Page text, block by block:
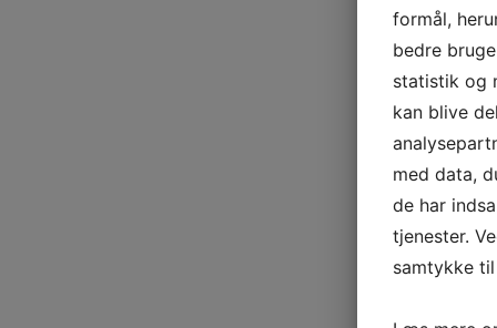
formål,
bedre
statistik og
kan blive
med data,
de har
tjenester.
samtykke